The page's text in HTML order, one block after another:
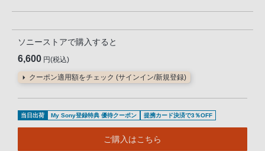
ソニーストアで購入すると
6,600 円(税込)
クーポン適用額をチェック (サインイン/新規登録)
当日出荷 My Sony登録特典 優待クーポン 提携カード決済で3％OFF
ご購入はこちら